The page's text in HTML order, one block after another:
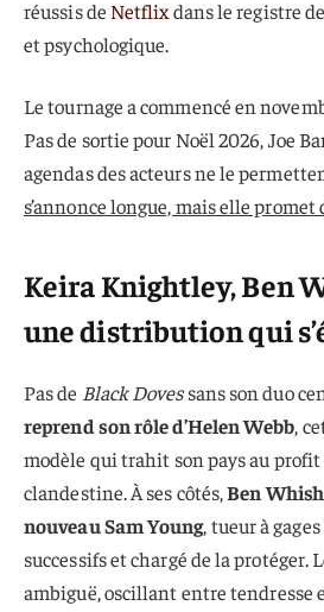
réussis de Netflixdans le registre
et psychologique.
Le tournage a commencé en
Pas de sortie pour Noël 2026, Joe
agendas des acteurs ne le
s’annonce longue, mais elle promet
Keira Knightley, Ben
une distribution qui
Pas de Black Dovessans son duo
reprend son rôle d’Helen Webb,
modèle qui trahit son pays au profit
clandestine. À ses côtés,Ben
nouveau Sam Young, tueur à
successifs et chargé de la protéger.
ambiguë, oscillant entre tendresse